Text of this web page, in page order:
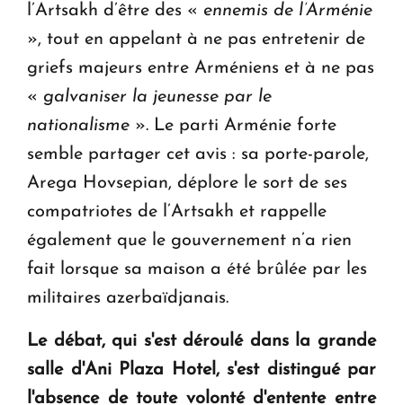
l’Artsakh d’être des « ennemis de l’Arménie
», tout en appelant à ne pas entretenir de
griefs majeurs entre Arméniens et à ne pas
« galvaniser la jeunesse par le
nationalisme ». Le parti Arménie forte
semble partager cet avis : sa porte-parole,
Arega Hovsepian, déplore le sort de ses
compatriotes de l’Artsakh et rappelle
également que le gouvernement n’a rien
fait lorsque sa maison a été brûlée par les
militaires azerbaïdjanais.
Le débat, qui s'est déroulé dans la grande
salle d'Ani Plaza Hotel, s'est distingué par
l'absence de toute volonté d'entente entre